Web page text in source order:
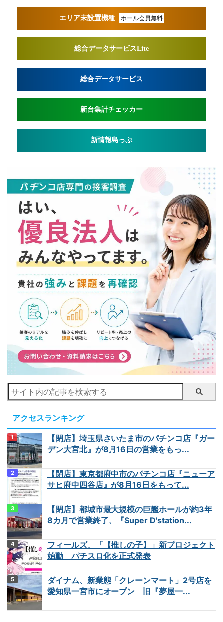
エリア未設置機種 ホール会員無料
総合データサービスLite
総合データサービス
新台集計チェッカー
新情報島っぷ
アクセスランキング
【閉店】埼玉県さいたま市のパチンコ店『ガー
デン大宮北』が8月16日の営業をもっ...
【閉店】東京都府中市のパチンコ店『ニューア
サヒ府中四谷店』が8月16日をもって...
【閉店】都城市最大規模の巨艦ホールが約3年
8カ月で営業終了、『Super D'station...
フィールズ、「【推しの子】」新プロジェクト
始動 パチスロ化を正式発表
ダイナム、新業態「クレーンマート」2号店を
愛知県一宮市にオープン 旧『夢屋一...